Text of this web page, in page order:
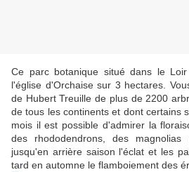
Ce parc botanique situé dans le
l'église d'Orchaise sur 3 hectares.
de Hubert Treuille de plus de 2200
de tous les continents et dont certains
mois il est possible d'admirer la
des rhododendrons, des
jusqu'en arrière saison l'éclat et les
tard en automne le flamboiement des